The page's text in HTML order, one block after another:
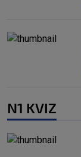
N1 KVIZ